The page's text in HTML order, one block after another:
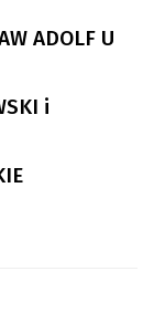
ADOLF U
i